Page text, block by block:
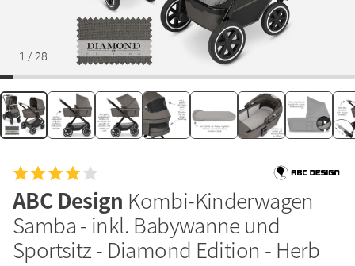
1 / 28
ABC Design Kombi-Kinderwagen
Samba - inkl. Babywanne und
Sportsitz - Diamond Edition - Herb